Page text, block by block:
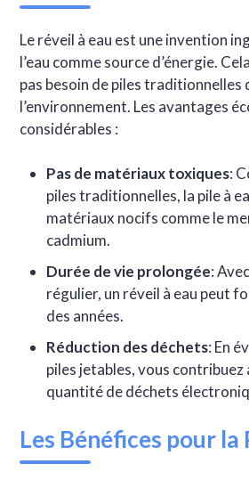
Le réveil à eau est une invention
l’eau comme source d’énergie.
pas besoin de piles traditionnelles
l’environnement. Les avantages
considérables :
Pas de matériaux toxiques:
piles traditionnelles, la pile à
matériaux nocifs comme le
cadmium.
Durée de vie prolongée:
régulier, un réveil à eau peut
des années.
Réduction des déchets: En
piles jetables, vous contribuez
quantité de déchets
Les Bénéfices pour la